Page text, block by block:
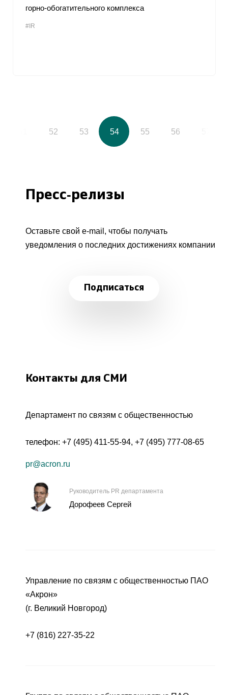
горно-обогатительного комплекса
#IR
52 53 54 55 56
Пресс-релизы
Оставьте свой e-mail, чтобы получать
уведомления о последних достижениях компании
Подписаться
Контакты для СМИ
Департамент по связям с общественностью
телефон: +7 (495) 411-55-94, +7 (495) 777-08-65
pr@acron.ru
Руководитель PR департамента
Дорофеев Сергей
Управление по связям с общественностью ПАО
«Акрон»
(г. Великий Новгород)
+7 (816) 227-35-22